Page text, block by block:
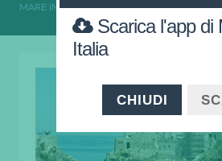
MARE IN ITALIA PUGLIA
Scarica l'app di
Italia
CHIUDI